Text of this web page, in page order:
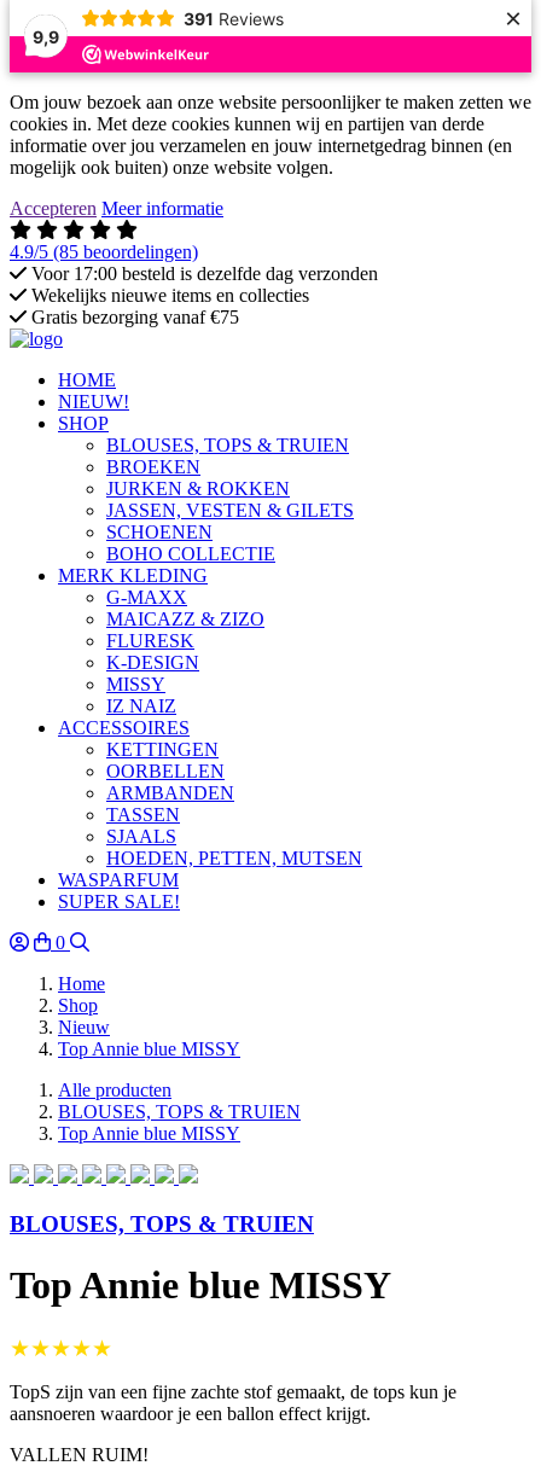
9,9
391 Reviews ×
Om jouw bezoek aan onze website persoonlijker te maken zetten we
cookies in. Met deze cookies kunnen wij en partijen van derde
informatie over jou verzamelen en jouw internetgedrag binnen (en
mogelijk ook buiten) onze website volgen.
Accepteren Meer informatie
4.9/5 (85 beoordelingen)
Voor 17:00 besteld is dezelfde dag verzonden
Wekelijks nieuwe items en collecties
Gratis bezorging vanaf €75
HOME
NIEUW!
SHOP
BLOUSES, TOPS & TRUIEN
BROEKEN
JURKEN & ROKKEN
JASSEN, VESTEN & GILETS
SCHOENEN
BOHO COLLECTIE
MERK KLEDING
G-MAXX
MAICAZZ & ZIZO
FLURESK
K-DESIGN
MISSY
IZ NAIZ
ACCESSOIRES
KETTINGEN
OORBELLEN
ARMBANDEN
TASSEN
SJAALS
HOEDEN, PETTEN, MUTSEN
WASPARFUM
SUPER SALE!
0
Home
Shop
Nieuw
Top Annie blue MISSY
Alle producten
BLOUSES, TOPS & TRUIEN
Top Annie blue MISSY
BLOUSES, TOPS & TRUIEN
Top Annie blue MISSY
★★★★★
TopS zijn van een fijne zachte stof gemaakt, de tops kun je
aansnoeren waardoor je een ballon effect krijgt.
VALLEN RUIM!